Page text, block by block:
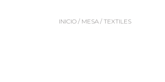
INICIO / MESA / TEXTILES